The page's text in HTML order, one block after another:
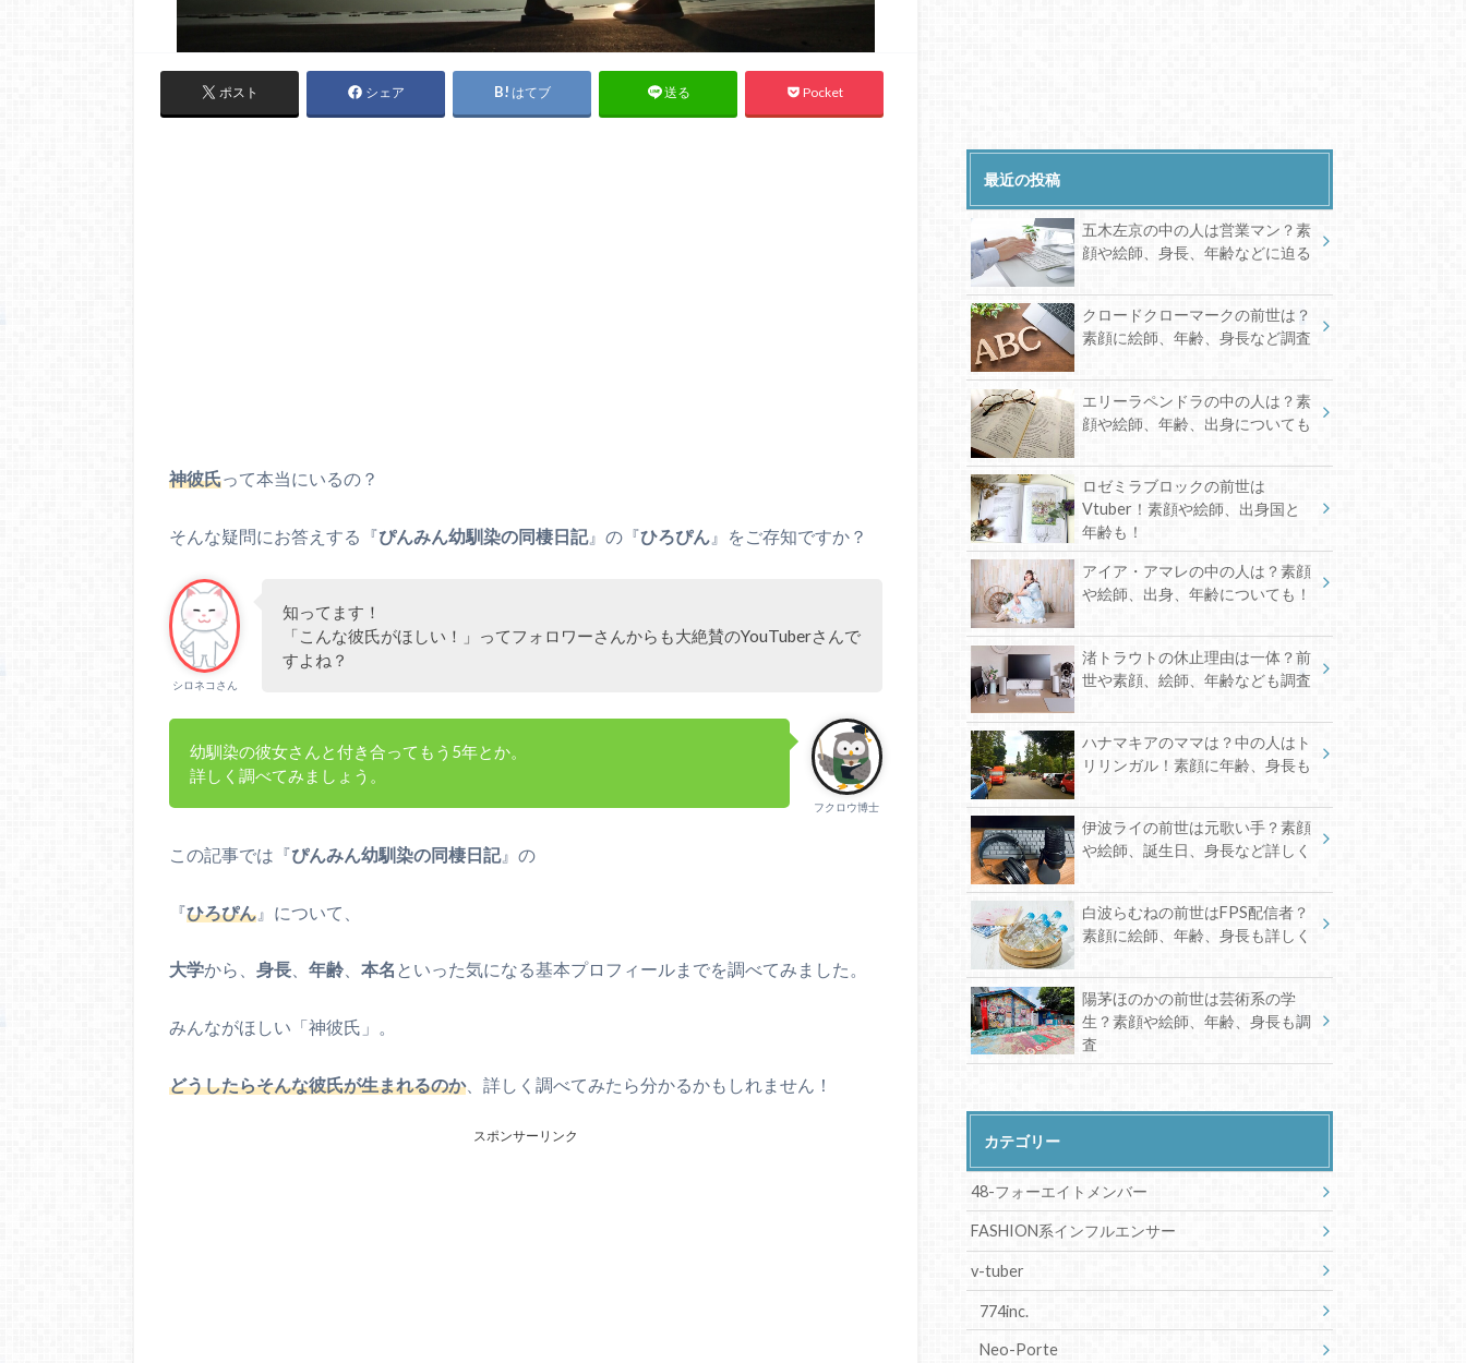
ポスト シェア はてブ 送る Pocket
神彼氏って本当にいるの？
そんな疑問にお答えする『ぴんみん幼馴染の同棲日記』の『ひろぴん 』をご存知ですか？
シロネコさん
知ってます！
「こんな彼氏がほしい！」ってフォロワーさんからも大絶賛のYouTuberさんで
すよね？
フクロウ博士
幼馴染の彼女さんと付き合ってもう5年とか。
詳しく調べてみましょう。
この記事では『ぴんみん幼馴染の同棲日記』の
『ひろぴん 』について、
大学から、 身長 年齢 本名 といった気になる基本プロフィールまでを調べてみました。
みんながほしい「神彼氏」。
どうしたらそんな彼氏が生まれるのか、詳しく調べてみたら分かるかもしれません！
スポンサーリンク
最近の投稿
五木左京の中の人は営業マン？素
顔や絵師、身長、年齢などに迫る
クロードクローマークの前世は？
素顔に絵師、年齢、身長など調査
エリーラペンドラの中の人は？素
顔や絵師、年齢、出身についても
ロゼミラブロックの前世は
Vtuber！素顔や絵師、出身国と
年齢も！
アイア・アマレの中の人は？素顔
や絵師、出身、年齢についても！
渚トラウトの休止理由は一体？前
世や素顔、絵師、年齢なども調査
ハナマキアのママは？中の人はト
リリンガル！素顔に年齢、身長も
伊波ライの前世は元歌い手？素顔
や絵師、誕生日、身長など詳しく
白波らむねの前世はFPS配信者？
素顔に絵師、年齢、身長も詳しく
陽茅ほのかの前世は芸術系の学
生？素顔や絵師、年齢、身長も調
査
カテゴリー
48-フォーエイトメンバー
FASHION系インフルエンサー
v-tuber
774inc.
Neo-Porte